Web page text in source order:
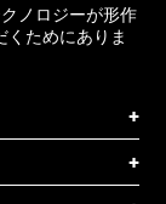
クノロジーが形作
くためにありま
+
+